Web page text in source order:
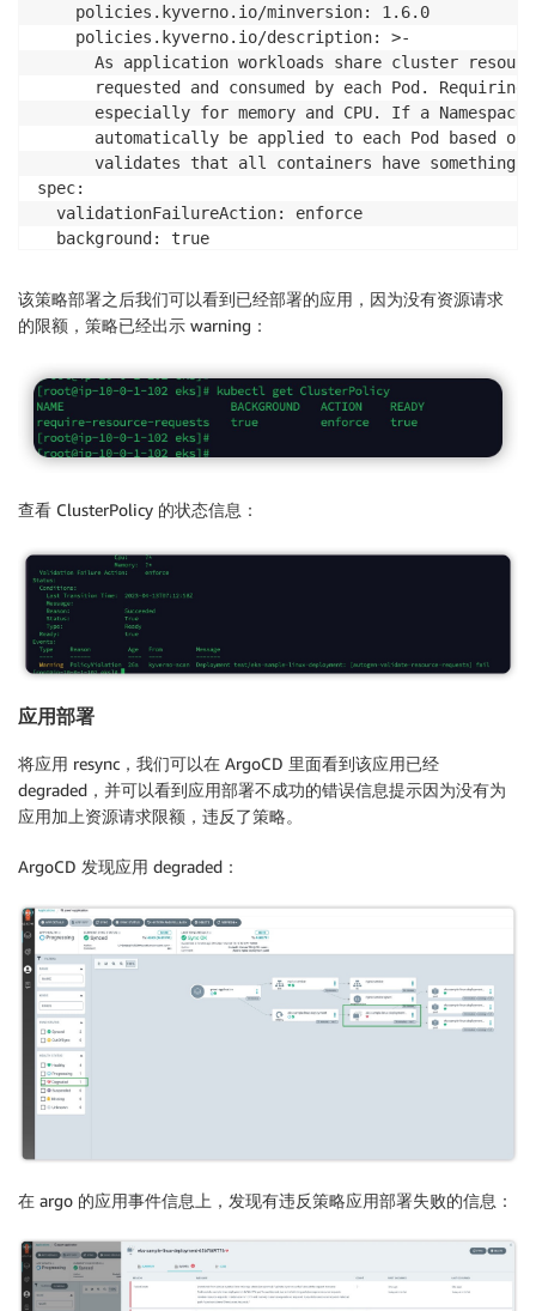
    policies.kyverno.io/minversion: 1.6.0
    policies.kyverno.io/description: >-
As application workloads share cluster
requested and consumed by each Pod.
especially for memory and CPU. If a
automatically be applied to each Pod based
validates that all containers have something
spec:
  validationFailureAction: enforce
  background: true
  - name: validate-resource-requests
    match:
      any:
          kinds:
          - Pod
          namespaces:
          - test
message: "CPU and memory resource requests
        spec:
          containers:
          - resources:
              requests:
                memory: "?*"
该策略部署之后我们可以看到已经部署的应用，因为没有资源请求
的限额，策略已经出示 warning：
查看 ClusterPolicy 的状态信息：
应用部署
将应用 resync，我们可以在 ArgoCD 里面看到该应用已经
degraded，并可以看到应用部署不成功的错误信息提示因为没有为
应用加上资源请求限额，违反了策略。
ArgoCD 发现应用 degraded：
在 argo 的应用事件信息上，发现有违反策略应用部署失败的信息：